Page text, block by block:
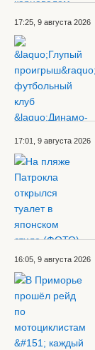
17:25, 9 августа 2026
17:01, 9 августа 2026
16:05, 9 августа 2026